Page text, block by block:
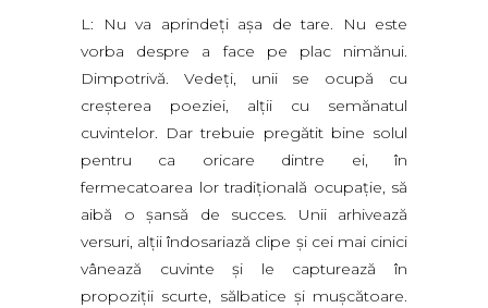
L: Nu va aprindeţi aşa de tare. Nu este
vorba despre a face pe plac nimănui.
Dimpotrivă. Vedeţi, unii se ocupă cu
creşterea poeziei, alţii cu semănatul
cuvintelor. Dar trebuie pregătit bine solul
pentru ca oricare dintre ei, în
fermecatoarea lor tradiţională ocupaţie, să
aibă o şansă de succes. Unii arhivează
versuri, alţii îndosariază clipe şi cei mai cinici
vânează cuvinte şi le capturează în
propoziţii scurte, sălbatice şi muşcătoare.